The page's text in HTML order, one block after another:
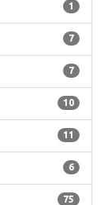
1
7
7
10
11
6
75